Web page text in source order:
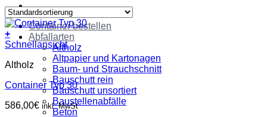
Container bestellen
Abfallarten
Altholz
Altpapier und Kartonagen
Baum- und Strauchschnitt
Bauschutt rein
Bauschutt unsortiert
Baustellenabfälle
Beton
+
Schnellansicht
Altholz
Container Typ 30
586,00€ inkl. MwSt